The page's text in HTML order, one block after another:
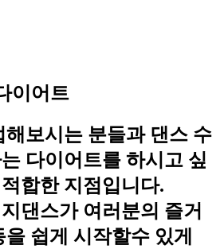
이어트
해보시는 분들과 댄스 수
다이어트를 하시고 싶
합한 지점입니다.
댄스가 여러분의 즐거
쉽게 시작할수 있게